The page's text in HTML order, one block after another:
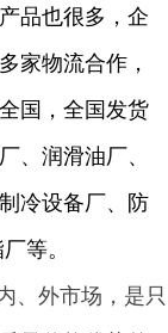
品也很多，企
家物流合作，
国，全国发货
、润滑油厂、
冷设备厂、防
等。
、外市场，是只